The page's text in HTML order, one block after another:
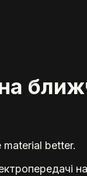
better.